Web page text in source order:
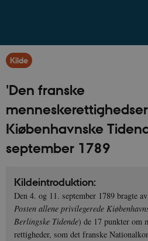
Kilde
'Den franske
Kiøbenhavnske
september 1789
Kildeintroduktion:
Den 4. og 11. september 1789 bragte
Posten allene privilegerede
Berlingske Tidende) de 17 punkter om
rettigheder, som det franske